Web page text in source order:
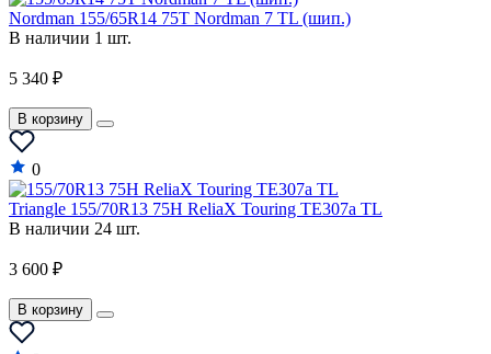
Nordman 155/65R14 75T Nordman 7 TL (шип.)
В наличии 1 шт.
5 340 ₽
В корзину
0
Triangle 155/70R13 75H ReliaX Touring TE307a TL
В наличии 24 шт.
3 600 ₽
В корзину